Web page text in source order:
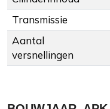
Transmissie
Aantal
versnellingen